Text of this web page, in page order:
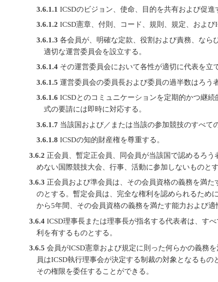
3.6.1.1 ICSDのビジョン、使命、目的を共有および促進
3.6.1.2 ICSD憲章、付則、コード、規則、規定、およ
3.6.1.3 各会員が、明確な定款、役割および責務、なら
適切な運営委員会を設立する。
3.6.1.4 その運営委員会において各性が適切に代表を立
3.6.1.5 運営委員会の委員長および委員の過半数はろう
3.6.1.6 ICSDとのコミュニケーションを定期的かつ継
式の要請には即時に対応する。
3.6.1.7 当該国および／または当該の参加競技のすべて
3.6.1.8 ICSDの知的財産権を尊重する。
3.6.2 正会員、暫定正会員、同会員が当該国で認めるろう
めない国際競技大会、行事、活動に参加しないものと
3.6.3 正会員および準会員は、その会員資格の義務を満
のとする。暫定会員は、完全な権利を認められるため
から5年間、その会員資格の義務を満たす能力および
3.6.4 ICSD理事長または理事長が指名する代表者は、す
利を有するものとする。
3.6.5 会員がICSD憲章および規定に則った何らかの義務
員はICSD執行理事会が決定する制裁の対象となるもの
その権限を委任することができる。